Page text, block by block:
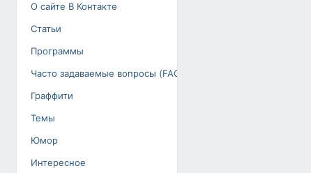
О сайте В Контакте
Статьи
Программы
Часто задаваемые вопросы (FAQ)
Граффити
Темы
Юмор
Интересное